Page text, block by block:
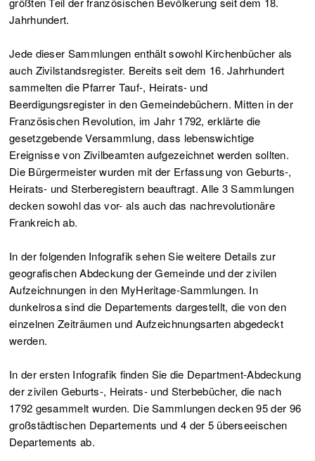
Jahrhundert.
Jede dieser Sammlungen enthält sowohl Kirchenbücher als
auch Zivilstandsregister. Bereits seit dem 16. Jahrhundert
sammelten die Pfarrer Tauf-, Heirats- und
Beerdigungsregister in den Gemeindebüchern. Mitten in der
Französischen Revolution, im Jahr 1792, erklärte die
gesetzgebende Versammlung, dass lebenswichtige
Ereignisse von Zivilbeamten aufgezeichnet werden sollten.
Die Bürgermeister wurden mit der Erfassung von Geburts-,
Heirats- und Sterberegistern beauftragt. Alle 3 Sammlungen
decken sowohl das vor- als auch das nachrevolutionäre
Frankreich ab.
In der folgenden Infografik sehen Sie weitere Details zur
geografischen Abdeckung der Gemeinde und der zivilen
Aufzeichnungen in den MyHeritage-Sammlungen. In
dunkelrosa sind die Departements dargestellt, die von den
einzelnen Zeiträumen und Aufzeichnungsarten abgedeckt
werden.
In der ersten Infografik finden Sie die Department-Abdeckung
der zivilen Geburts-, Heirats- und Sterbebücher, die nach
1792 gesammelt wurden. Die Sammlungen decken 95 der 96
großstädtischen Departements und 4 der 5 überseeischen
Departements ab.